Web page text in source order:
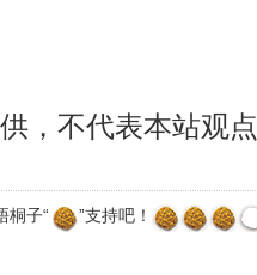
，不代表本站观点
桐子“ ”支持吧！